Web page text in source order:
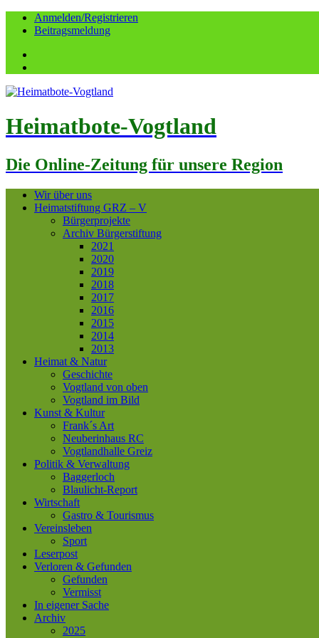
Anmelden/Registrieren
Beitragsmeldung
Heimatbote-Vogtland
Die Online-Zeitung für unsere Region
Wir über uns
Heimatstiftung GRZ – V
Bürgerprojekte
Archiv Bürgerstiftung
2021
2020
2019
2018
2017
2016
2015
2014
2013
Heimat & Natur
Geschichte
Vogtland von oben
Vogtland im Bild
Kunst & Kultur
Frank´s Art
Neuberinhaus RC
Vogtlandhalle Greiz
Politik & Verwaltung
Baggerloch
Blaulicht-Report
Wirtschaft
Gastro & Tourismus
Vereinsleben
Sport
Leserpost
Verloren & Gefunden
Gefunden
Vermisst
In eigener Sache
Archiv
2025